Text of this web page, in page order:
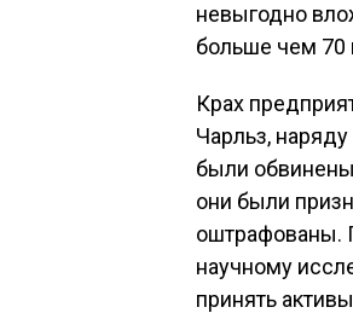
невыгодно
больше чем 70
Крах
Чарльз,
были
они были
оштрафованы.
научному
принять